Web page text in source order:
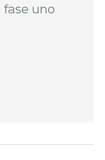
uno